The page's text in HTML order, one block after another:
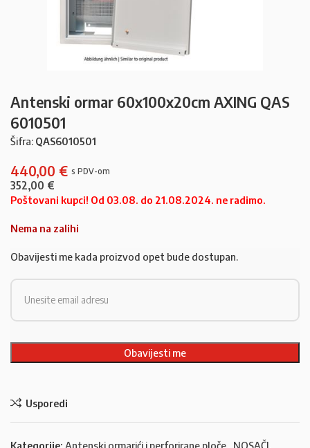
Antenski ormar 60x100x20cm AXING QAS
6010501
Šifra: QAS6010501
440,00 €
352,00 €
Poštovani kupci! Od 03.08. do 21.08.2024. ne radimo.
Nema na zalihi
Obavijesti me kada proizvod opet bude dostupan.
Usporedi
Kategorije: Antenski ormarići i perforirane ploče, NOSAČI,